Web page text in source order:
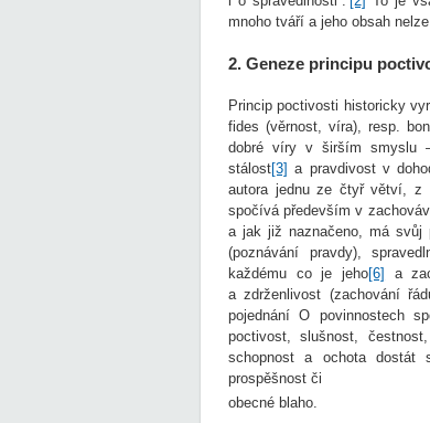
mnoho tváří a jeho obsah
2. Geneze principu
Princip poctivosti historicky
fides (věrnost, víra), resp.
dobré víry v širším smyslu
stálost[3] a pravdivost v
autora jednu ze čtyř větví, z
spočívá především v
a jak již naznačeno, má svůj
(poznávání pravdy),
každému co je jeho[6]
a
a zdrženlivost (zachování
pojednání O povinnostech
poctivost, slušnost,
schopnost a ochota dostát
prospěšnost či
obecné blaho.